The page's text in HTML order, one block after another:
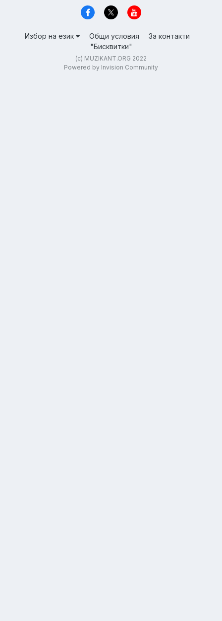
Избор на език Общи условия
За контакти
"Бисквитки"
(c) MUZIKANT.ORG 2022
Powered by Invision Community